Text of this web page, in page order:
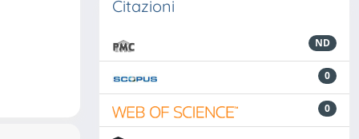
Citazioni
ND
0
0